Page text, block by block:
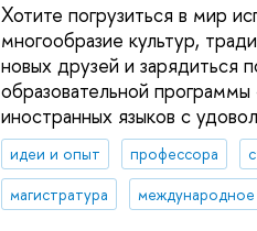
Хотите погрузиться в мир
многообразие культур,
новых друзей и зарядиться
образовательной
иностранных языков с
идеи и опыт профессора
магистратура